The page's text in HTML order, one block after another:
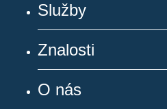
Služby
Znalosti
O nás